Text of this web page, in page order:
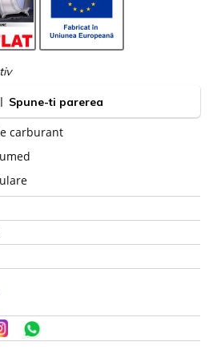
| Spune-ti parerea